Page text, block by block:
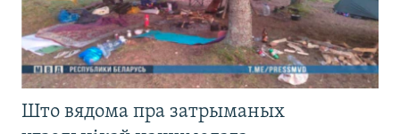
Што вядома пра затрыманых